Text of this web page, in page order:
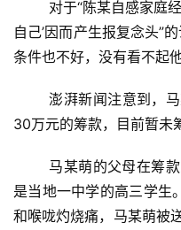
自己’因而产生报复念头”
条件也不好，没有看不起
	澎湃新闻注意到，马某萌的亲友此前在筹款平台发起
30万元的筹款，目前暂未
是当地一中学的高三学生
和喉咙灼烧痛，马某萌被